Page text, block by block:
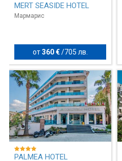
MERT SEASIDE HOTEL
Мармарис
от360 € / 705 лв.
PALMEA HOTEL